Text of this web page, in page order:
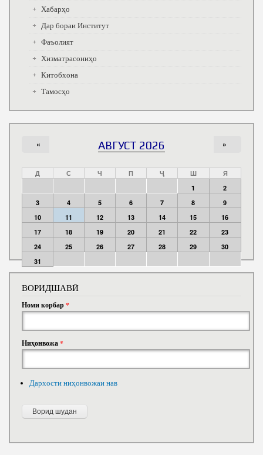
Хабарҳо
Дар бораи Институт
Фаъолият
Хизматрасониҳо
Китобхона
Тамосҳо
АВГУСТ 2026
« »
Д С Ч П Ҷ Ш
Я
1
2
3
4 5 6 7 8
9
10
11 12 13 14 15
16
17
18 19 20 21 22
23
24
25 26 27 28 29
30
31
ВОРИДШАВӢ
Номи корбар*
Ниҳонвожа*
Дархости ниҳонвожаи нав